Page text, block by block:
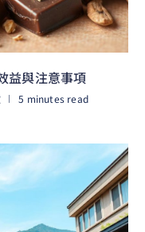
益與注意事項
5 minutes read